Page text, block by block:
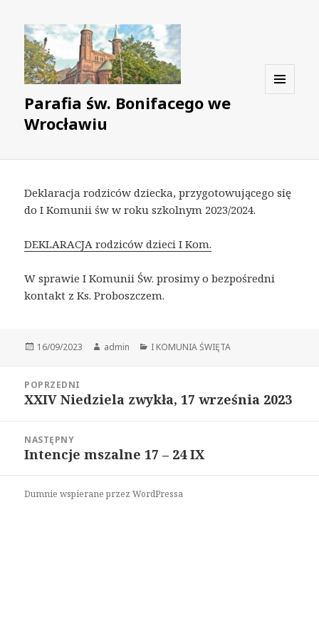
Parafia św. Bonifacego we
Wrocławiu
Deklaracja rodziców dziecka, przygotowującego się
do I Komunii św w roku szkolnym 2023/2024.
DEKLARACJA rodziców dzieci I Kom.
W sprawie I Komunii Św. prosimy o bezpośredni
kontakt z Ks. Proboszczem.
Opublikowano
16/09/2023 Autor
admin Kategorie
I KOMUNIA ŚWIĘTA
wpisy
POPRZEDNI
Poprzedni
XXIV Niedziela zwykła, 17 września 2023
NASTĘPNY
Następny
Intencje mszalne 17 – 24 IX
Dumnie wspierane przez WordPressa